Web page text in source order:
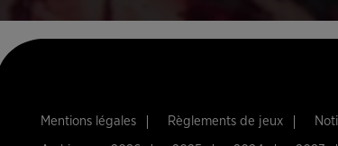
Mentions légales Règlements de jeux